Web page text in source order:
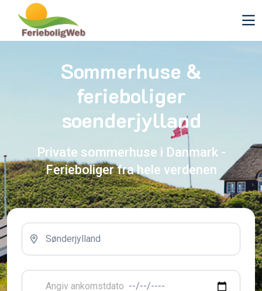
Sommerhuse &
ferieboliger
soenderjylland
Private sommerhuse i Danmark -
Ferieboliger fra hele verdenen